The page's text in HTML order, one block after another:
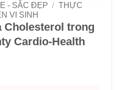
- SẮC ĐẸP / THỰC
VI SINH
Cholesterol trong
Cardio-Health